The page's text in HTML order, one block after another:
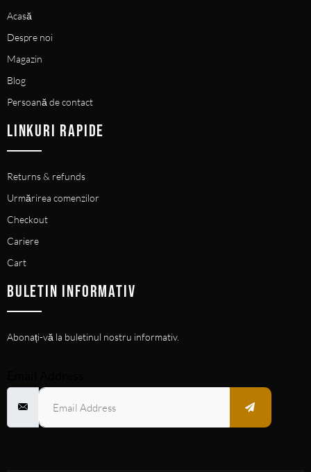
Acasă
Despre noi
Magazin
Blog
Persoană de contact
LINKURI RAPIDE
Returns & refunds
Urmărirea comenzilor
Checkout
Cariere
Cart
BULETIN INFORMATIV
Abonați-vă la buletinul nostru informativ.